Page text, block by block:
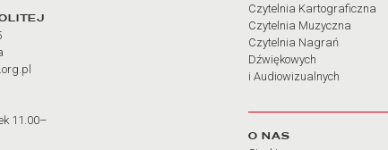
11.00–
Czytelnia Kartograficzna
Czytelnia Muzyczna
Czytelnia Nagrań
Dźwiękowych
i Audiowizualnych
O NAS